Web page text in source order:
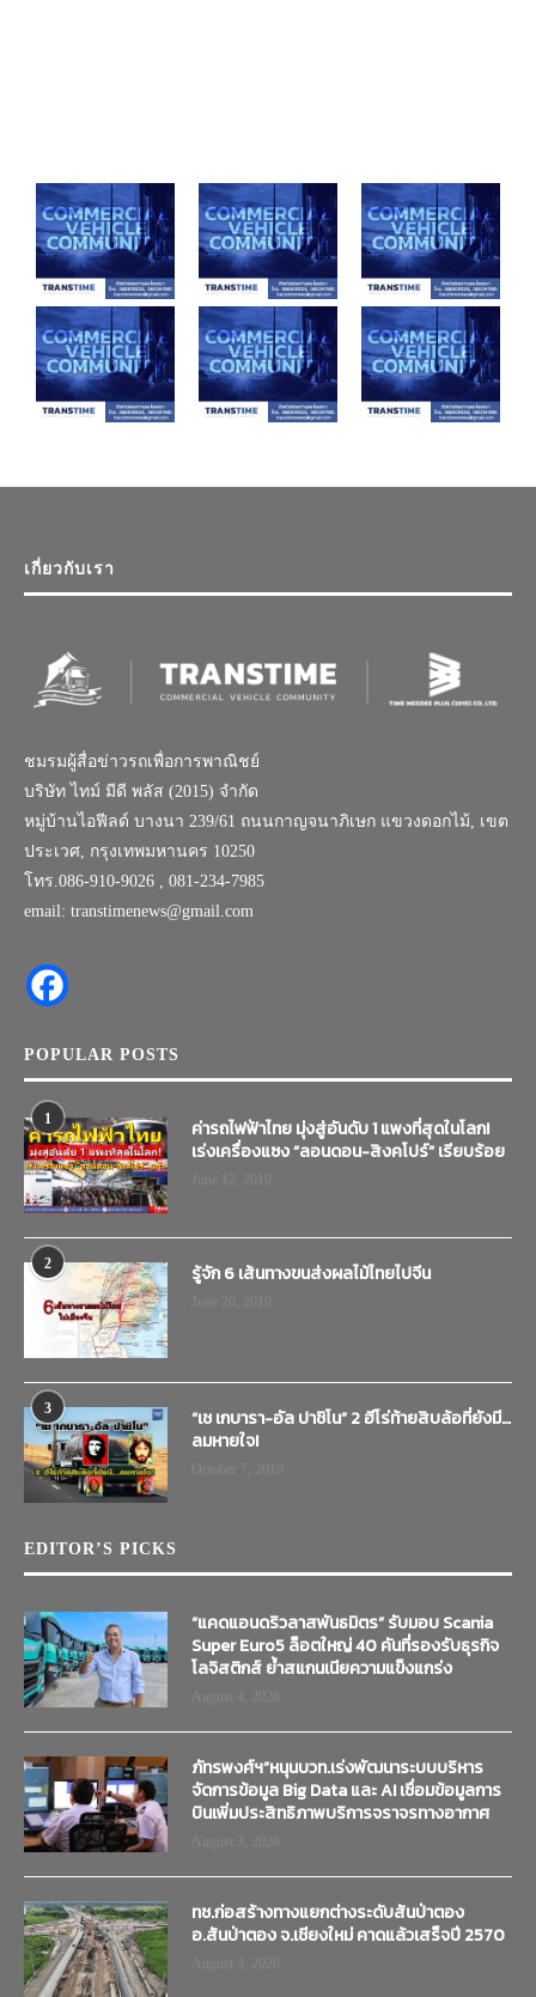
เกี่ยวกับเรา
ชมรมผู้สื่อข่าวรถเพื่อการพาณิชย์
บริษัท ไทม์ มีดี พลัส (2015) จำกัด
หมู่บ้านไอฟีลด์ บางนา 239/61 ถนนกาญจนาภิเษก แขวงดอกไม้, เขต
ประเวศ, กรุงเทพมหานคร 10250
โทร.086-910-9026 , 081-234-7985
email: transtimenews@gmail.com
POPULAR POSTS
1
ค่ารถไฟฟ้าไทย มุ่งสู่อันดับ 1 แพงที่สุดในโลก!
เร่งเครื่องแซง “ลอนดอน-สิงคโปร์” เรียบร้อย
2 รู้จัก 6 เส้นทางขนส่งผลไม้ไทยไปจีน
3
“เช เกบารา-อัล ปาชิโน” 2 ฮีโร่ท้ายสิบล้อที่ยังมี…
ลมหายใจ!
EDITOR’S PICKS
“แคดแอนดริวลาสพันธมิตร” รับมอบ Scania
Super Euro5 ล็อตใหญ่ 40 คันที่รองรับธุรกิจ
โลจิสติกส์ ย้ำสแกนเนียความแข็งแกร่ง
ภัทรพงศ์ฯ”หนุนบวท.เร่งพัฒนาระบบบริหาร
จัดการข้อมูล Big Data และ AI เชื่อมข้อมูลการ
บินเพิ่มประสิทธิภาพบริการจราจรทางอากาศ
ทช.ก่อสร้างทางแยกต่างระดับสันป่าตอง
อ.สันป่าตอง จ.เชียงใหม่ คาดแล้วเสร็จปี 2570